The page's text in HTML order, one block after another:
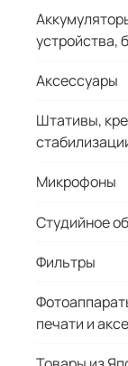
устройства,
Аксессуары
Штативы,
Микрофоны
Студийное
Фильтры
печати и